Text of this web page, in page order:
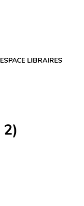
ESPACE LIBRAIRES